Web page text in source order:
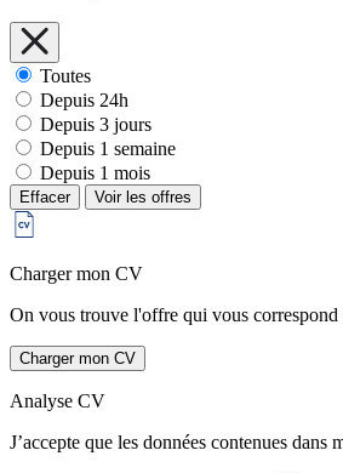
Toutes
Depuis 24h
Depuis 3 jours
Depuis 1 semaine
Depuis 1 mois
Effacer Voir les offres
Charger mon CV
On vous trouve l'offre qui vous
Charger mon CV
Analyse CV
J’accepte que les données contenues